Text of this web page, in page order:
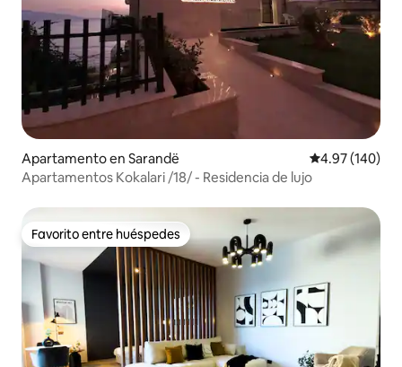
Apartamento en Sarandë Calificación
4.97 (140)
Apartamentos Kokalari /18/ - Residencia de lujo
Favorito entre huéspedes
Favorito entre huéspedes